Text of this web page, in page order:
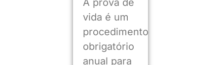
A prova de
vida é um
procedimento
obrigatório
anual para